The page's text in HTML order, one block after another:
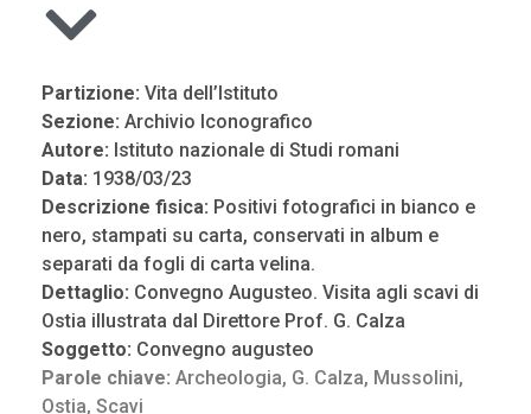
Partizione: Vita dell’Istituto
Sezione: Archivio Iconografico
Autore: Istituto nazionale di Studi romani
Data: 1938/03/23
Descrizione fisica: Positivi fotografici in bianco e
nero, stampati su carta, conservati in album e
separati da fogli di carta velina.
Dettaglio: Convegno Augusteo. Visita agli scavi di
Ostia illustrata dal Direttore Prof. G. Calza
Soggetto: Convegno augusteo
Parole chiave: Archeologia, G. Calza, Mussolini,
Ostia, Scavi